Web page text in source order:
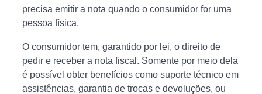
precisa emitir a nota quando o consumidor for uma
pessoa física.
O consumidor tem, garantido por lei, o direito de
pedir e receber a nota fiscal. Somente por meio dela
é possível obter benefícios como suporte técnico em
assistências, garantia de trocas e devoluções, ou